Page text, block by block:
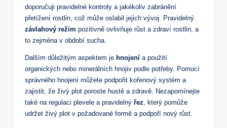
doporučuji pravidelné kontroly a jakékoliv zabránění
přetížení rostlin, což může oslabil jejich vývoj. Pravidelný
závlahový režim pozitivně ovlivňuje růst a zdraví rostlin, a
to zejména v období sucha.
Dalším důležitým aspektem je hnojení a použití
organických nebo minerálních hnojiv podle potřeby. Pomocí
správného hnojení můžete podpořit kořenový systém a
zajistit, že živý plot poroste hustě a zdravě. Nezapomínejte
také na regulaci plevele a pravidelný řez , který pomůže
udržet živý plot v požadované formě a podpoří nový růst.